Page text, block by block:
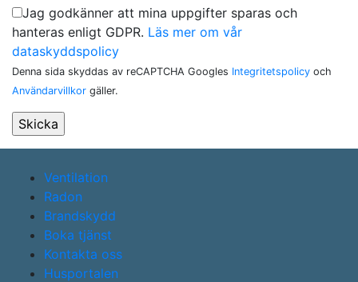
Jag godkänner att mina uppgifter sparas och
hanteras enligt GDPR. Läs mer om vår
dataskyddspolicy
Denna sida skyddas av reCAPTCHA Googles Integritetspolicy och
Användarvillkor gäller.
Ventilation
Radon
Brandskydd
Boka tjänst
Kontakta oss
Husportalen